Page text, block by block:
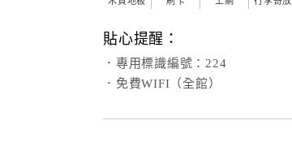
貼心提醒：
．專用標識編號：224
．免費WIFI（全館）